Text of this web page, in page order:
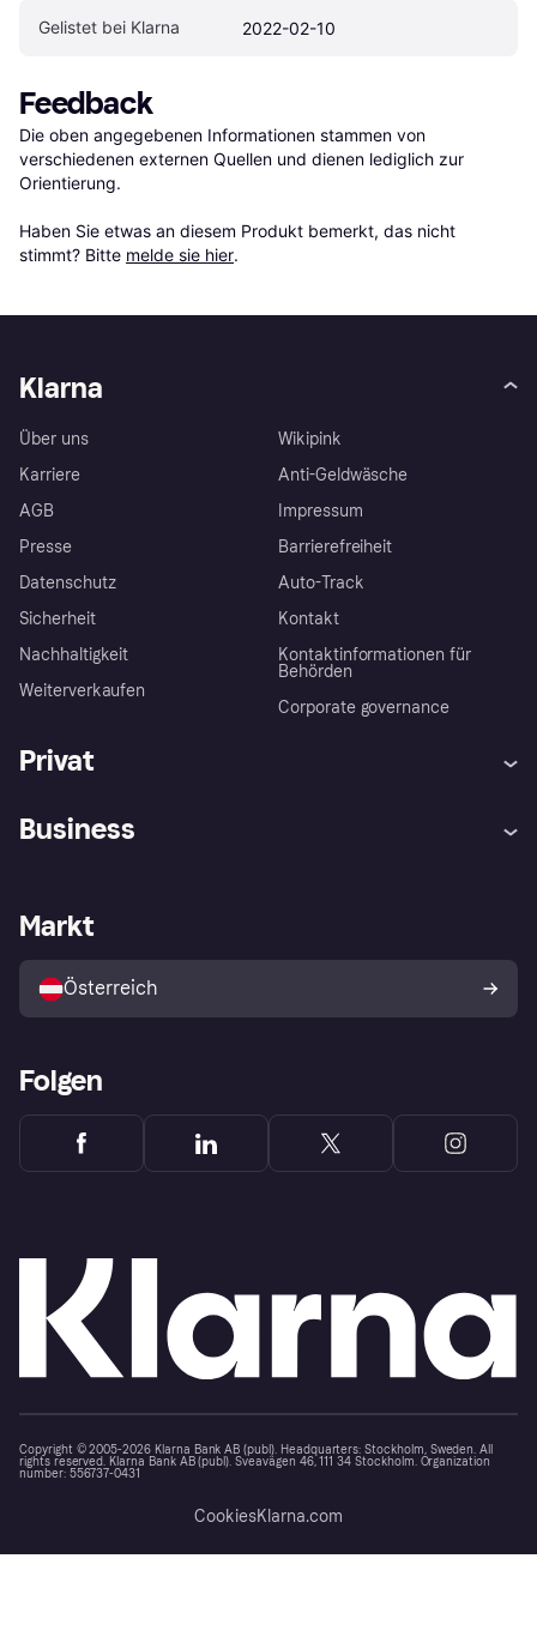
Gelistet bei Klarna 2022-02-10
Feedback
Die oben angegebenen Informationen stammen von
verschiedenen externen Quellen und dienen lediglich zur
Orientierung.
Haben Sie etwas an diesem Produkt bemerkt, das nicht
stimmt? Bitte melde sie hier.
Klarna
Über uns
Karriere
AGB
Presse
Datenschutz
Sicherheit
Nachhaltigkeit
Weiterverkaufen
Wikipink
Anti-Geldwäsche
Impressum
Barrierefreiheit
Auto-Track
Kontakt
Kontaktinformationen für
Behörden
Corporate governance
Privat
Shops entdecken
Business
Händlerportal
Markt
Österreich
Folgen
Copyright © 2005-2026 Klarna Bank AB (publ). Headquarters: Stockholm, Sweden. All
rights reserved. Klarna Bank AB (publ). Sveavägen 46, 111 34 Stockholm. Organization
number: 556737-0431
CookiesKlarna.com